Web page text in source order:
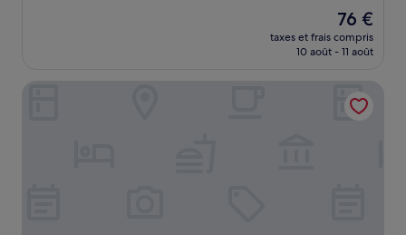
Le
nouveau
prix
de
76 €
76 €
taxes et frais compris
10 août - 11 août